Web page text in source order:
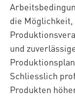
die Möglichkeit,
und
Schliesslich
Produkten